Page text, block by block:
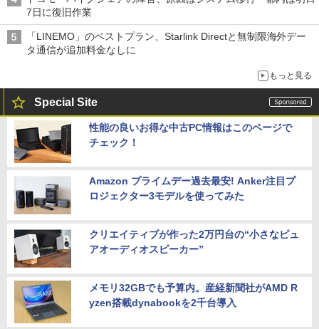
7日に復旧作業
「LINEMO」のベストプラン、Starlink Directと無制限海外デー
タ通信が追加料金なしに
もっと見る
Special Site
性能の良いお得な中古PC情報はこのページで
チェック！
Amazon プライムデー過去最安! Anker注目プ
ロジェクター3モデルを使ってみた
クリエイティブが作った2万円台の“小さなピュ
アオーディオスピーカー”
メモリ32GBでも予算内。産経新聞社がAMD R
yzen搭載dynabookを2千台導入